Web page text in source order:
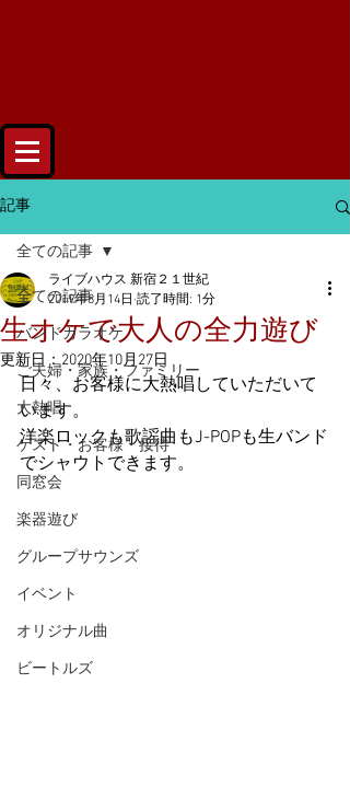
記事
全ての記事
バンドカラオケ
ご夫婦・家族・ファミリー
大熱唱
ゲスト・お客様・接待
同窓会
楽器遊び
グループサウンズ
イベント
オリジナル曲
ビートルズ
全ての記事
生オケで大人の全力遊び
ライブハウス 新宿２１世紀
2019年8月14日 読了時間: 1分
更新日：2020年10月27日
日々、お客様に大熱唱していただいて
います。
洋楽ロックも歌謡曲もJ-POPも生バンド
でシャウトできます。